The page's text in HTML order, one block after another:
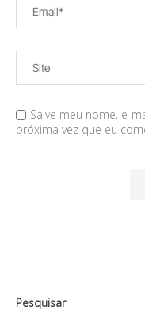
Salve meu nome, e-
próxima vez que eu
Pesquisar